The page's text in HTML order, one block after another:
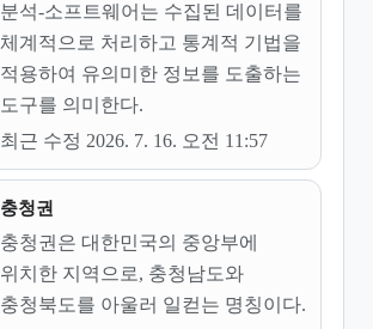
분석-소프트웨어는 수집된 데이터를
체계적으로 처리하고 통계적 기법을
적용하여 유의미한 정보를 도출하는
도구를 의미한다.
최근 수정 2026. 7. 16. 오전 11:57
충청권
충청권은 대한민국의 중앙부에
위치한 지역으로, 충청남도와
충청북도를 아울러 일컫는 명칭이다.